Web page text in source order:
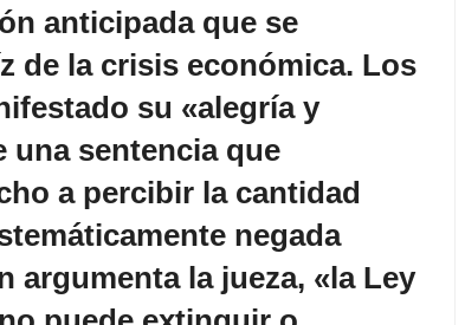
anticipada que se
de la crisis económica. Los
su «alegría y
una sentencia que
a percibir la cantidad
negada
argumenta la jueza, «la Ley